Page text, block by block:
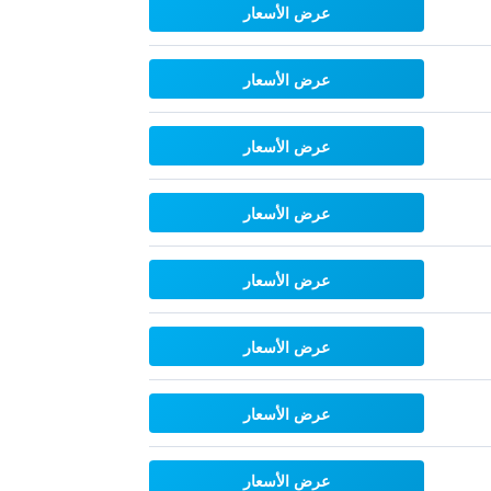
عرض الأسعار
عرض الأسعار
عرض الأسعار
عرض الأسعار
عرض الأسعار
عرض الأسعار
عرض الأسعار
عرض الأسعار